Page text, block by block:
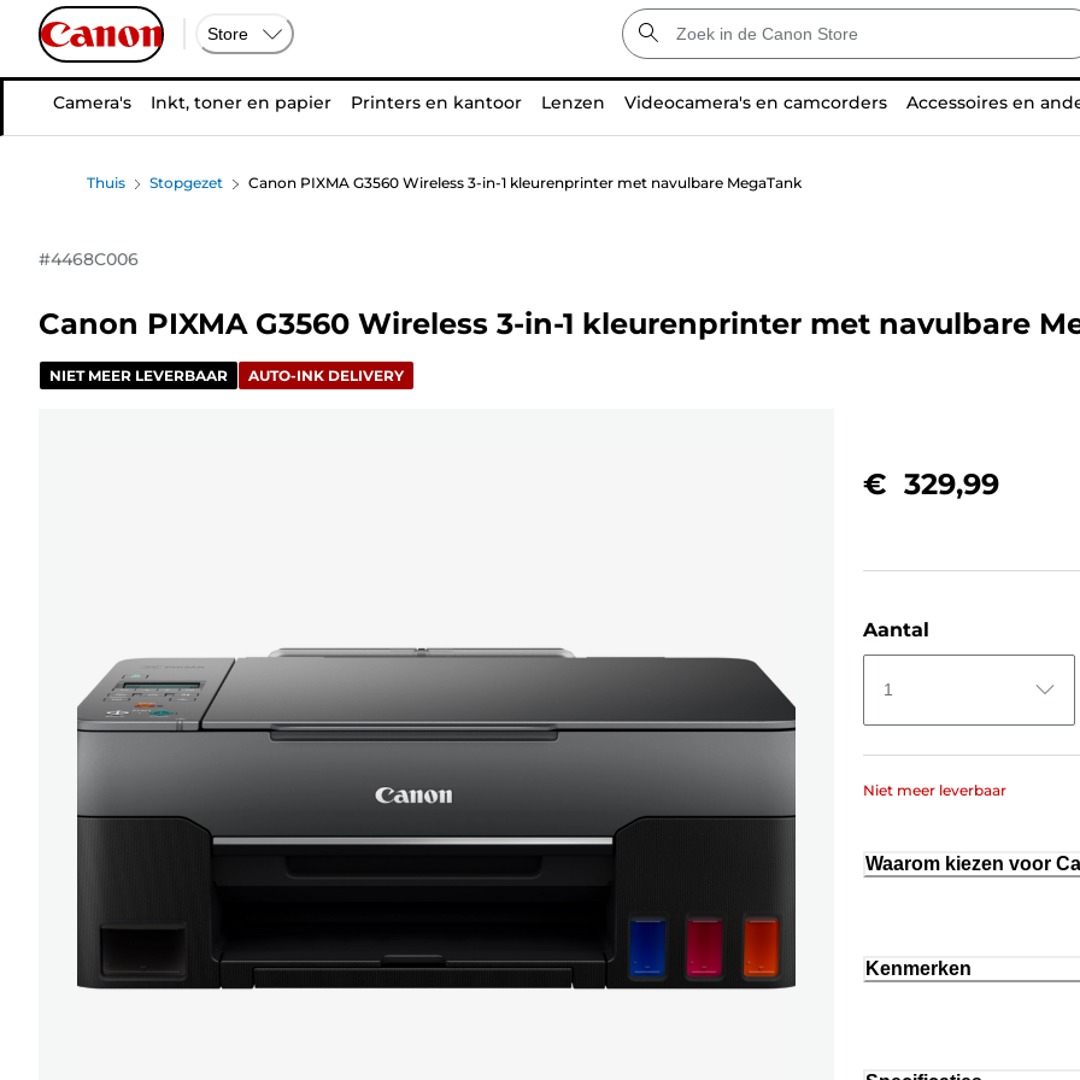
Store
Camera's Inkt, toner en papier Printers en kantoor Lenzen Videocamera's en camcorders Accessoires en
Thuis Stopgezet Canon PIXMA G3560 Wireless 3-in-1 kleurenprinter met navulbare MegaTank
#4468C006
Canon PIXMA G3560 Wireless 3-in-1 kleurenprinter met navulbare
NIET MEER LEVERBAAR AUTO-INK DELIVERY
€ 329,99
Aantal
1
Niet meer leverbaar
Waarom kiezen voor
Kenmerken